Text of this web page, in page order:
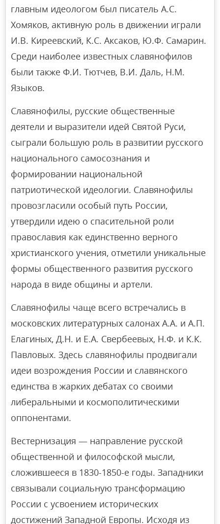
главным идеологом был писатель А.С.
Хомяков, активную роль в движении играли
И.В. Киреевский, К.С. Аксаков, Ю.Ф. Самарин.
Среди наиболее известных славянофилов
были также Ф.И. Тютчев, В.И. Даль, Н.М.
Языков.
Славянофилы, русские общественные
деятели и выразители идей Святой Руси,
сыграли большую роль в развитии русского
национального самосознания и
формировании национальной
патриотической идеологии. Славянофилы
провозгласили особый путь России,
утвердили идею о спасительной роли
православия как единственно верного
христианского учения, отметили уникальные
формы общественного развития русского
народа в виде общины и артели.
Славянофилы чаще всего встречались в
московских литературных салонах А.А. и А.П.
Елагиных, Д.Н. и Е.А. Свербеевых, Н.Ф. и К.К.
Павловых. Здесь славянофилы продвигали
идеи возрождения России и славянского
единства в жарких дебатах со своими
либеральными и космополитическими
оппонентами.
Вестернизация — направление русской
общественной и философской мысли,
сложившееся в 1830-1850-е годы. Западники
связывали социальную трансформацию
России с усвоением исторических
достижений Западной Европы. Исходя из